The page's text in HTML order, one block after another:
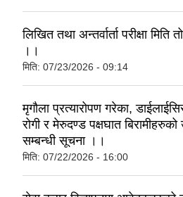
लिखित तथा अन्तर्वार्ता परीक्षा
।।
मिति: 07/23/2026 - 09:14
मृगौला प्रत्यारोपण गरेका,
रोगी र मेरुदण्ड पक्षघात
सम्बन्धी सूचना ।।
मिति: 07/22/2026 - 16:00